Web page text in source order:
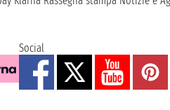
Social